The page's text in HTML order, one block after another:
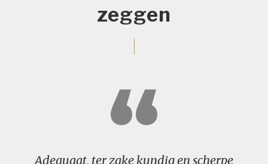
zeggen
“
Adequaat, ter zake kundig en scherpe